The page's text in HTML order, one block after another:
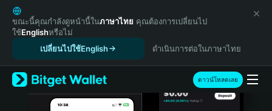
English
日本語
Tiếng Việt
Español (Latinoamérica)
Türkçe
Italiano
ขณะนี้คุณกำลังดูหน้านี้ในภาษาไทย คุณต้องการเปลี่ยนไป
ใช้Englishหรือไม่
เปลี่ยนไปใช้English
ดำเนินการต่อในภาษาไทย
ดาวน์โหลดเลย